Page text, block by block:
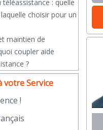
: quelle
choisir pour un
maintien de
coupler aide
?
votre Service
!